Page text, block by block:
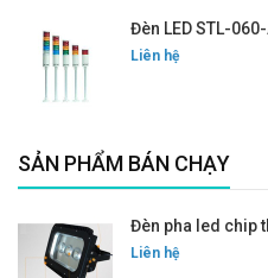
Đèn LED STL-
Liên hệ
SẢN PHẨM BÁN CHẠY
Đèn pha led chip
Liên hệ